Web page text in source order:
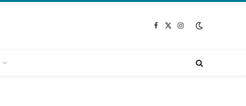
Facebook
X
Instagram